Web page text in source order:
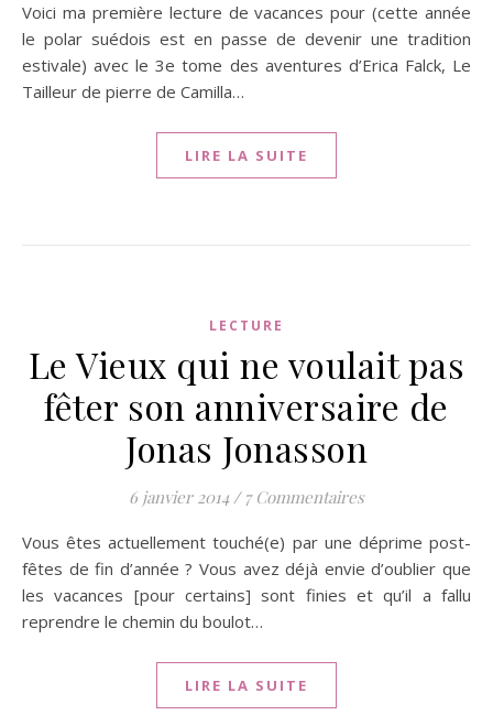
Voici ma première lecture de vacances pour (cette année
le polar suédois est en passe de devenir une tradition
estivale) avec le 3e tome des aventures d’Erica Falck, Le
Tailleur de pierre de Camilla…
LIRE LA SUITE
LECTURE
Le Vieux qui ne voulait pas
fêter son anniversaire de
Jonas Jonasson
6 janvier 2014 / 7 Commentaires
Vous êtes actuellement touché(e) par une déprime post-
fêtes de fin d’année ? Vous avez déjà envie d’oublier que
les vacances [pour certains] sont finies et qu’il a fallu
reprendre le chemin du boulot…
LIRE LA SUITE